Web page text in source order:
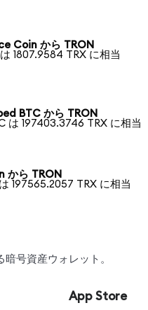
Coin から TRON
1807.9584 TRX に相当
BTC から TRON
は 197403.3746 TRX に相当
から TRON
197565.2057 TRX に相当
号資産ウォレット。
App Store